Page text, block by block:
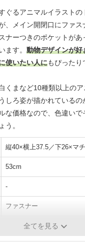
ぐるアニマルイラストの
、メイン開閉口にファス
ナーつきのポケットが
ます。 動物デザインが好
使いたい人にもぴったり
くまなど10種類以上の
しろ姿が描かれている
な価格なので、色違いで
う。
縦40×横上37.5／下26×マ
53cm
-
ファスナー
内側オープン1、外側ファ
全てを見る